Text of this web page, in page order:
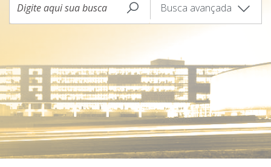
Busca avançada